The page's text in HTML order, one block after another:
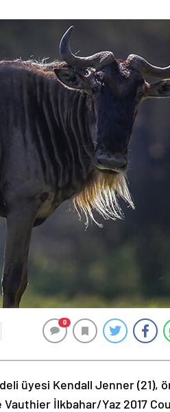
0
üyesi Kendall Jenner (21),
Vauthier İlkbahar/Yaz 2017